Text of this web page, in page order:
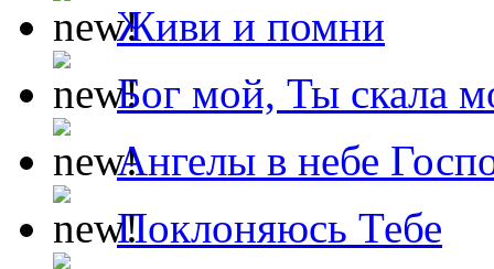
Живи и помни
Бог мой, Ты скала
Ангелы в небе
Поклоняюсь Тебе